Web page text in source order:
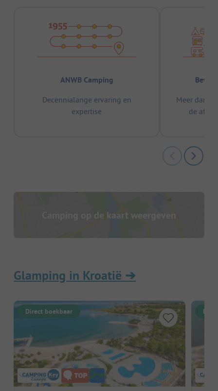
ANWB Camping
Decennialange ervaring en
expertise
Meer dan
de
Camping op de kaart weergeven
Glamping in Kroatië ➔
Direct boekbaar